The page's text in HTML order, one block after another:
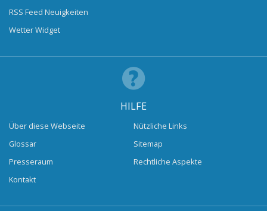
RSS Feed Neuigkeiten
Wetter Widget
HILFE
Über diese Webseite
Glossar
Presseraum
Kontakt
Nützliche Links
Sitemap
Rechtliche Aspekte